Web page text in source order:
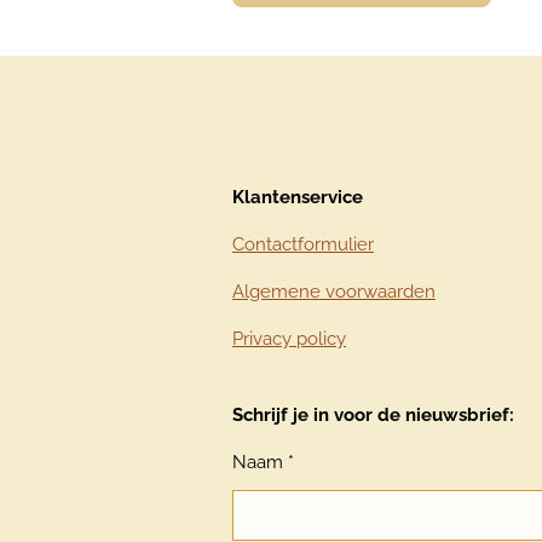
Klantenservice
Contactformulier
Algemene voorwaarden
Privacy policy
Schrijf je in voor de nieuwsbrief:
Naam *